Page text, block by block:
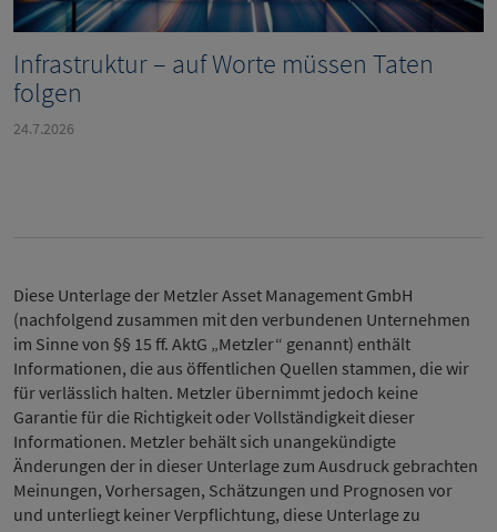
Infrastruktur – auf Worte müssen Taten
folgen
24.7.2026
Diese Unterlage der Metzler Asset Management GmbH
(nachfolgend zusammen mit den verbundenen Unternehmen
im Sinne von §§ 15 ff. AktG „Metzler“ genannt) enthält
Informationen, die aus öffentlichen Quellen stammen, die wir
für verlässlich halten. Metzler übernimmt jedoch keine
Garantie für die Richtigkeit oder Vollständigkeit dieser
Informationen. Metzler behält sich unangekündigte
Änderungen der in dieser Unterlage zum Ausdruck gebrachten
Meinungen, Vorhersagen, Schätzungen und Prognosen vor
und unterliegt keiner Verpflichtung, diese Unterlage zu